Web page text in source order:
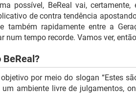
possível, BeReal vai,
de contra tendência
também rapidamente entre a
num tempo recorde. Vamos ver,
BeReal?
por meio do slogan “Estes
ambiente livre de julgamentos,